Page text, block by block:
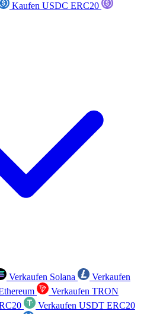
Kaufen USDC ERC20
Verkaufen Solana
Verkaufen
Verkaufen TRON
Verkaufen USDT ERC20